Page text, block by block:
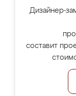
Дизайнер-
составит